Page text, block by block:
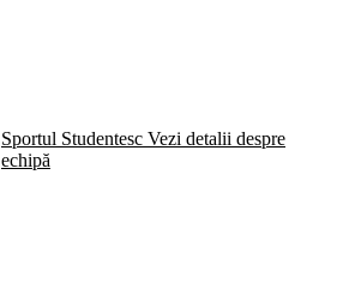
Sportul Studentesc Vezi detalii despre
echipă